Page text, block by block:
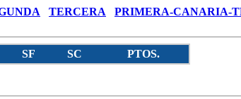
TERCERA PRIMERA-CANARIA-
SF SC PTOS.